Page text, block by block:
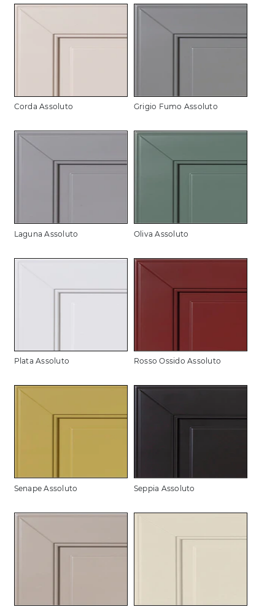
Corda Assoluto Grigio Fumo Assoluto
Laguna Assoluto Oliva Assoluto
Plata Assoluto Rosso Ossido Assoluto
Senape Assoluto Seppia Assoluto